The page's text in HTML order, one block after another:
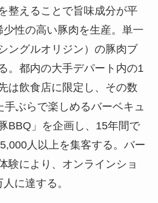
整えることで旨味成分が平
性の高い豚肉を生産。単一
ングルオリジン）の豚肉ブ
。都内の大手デパート内の1
は飲食店に限定し、その数
手ぶらで楽しめるバーベキュ
BBQ」を企画し、15年間で
人以上を集客する。バー
験により、オンラインショ
に達する。